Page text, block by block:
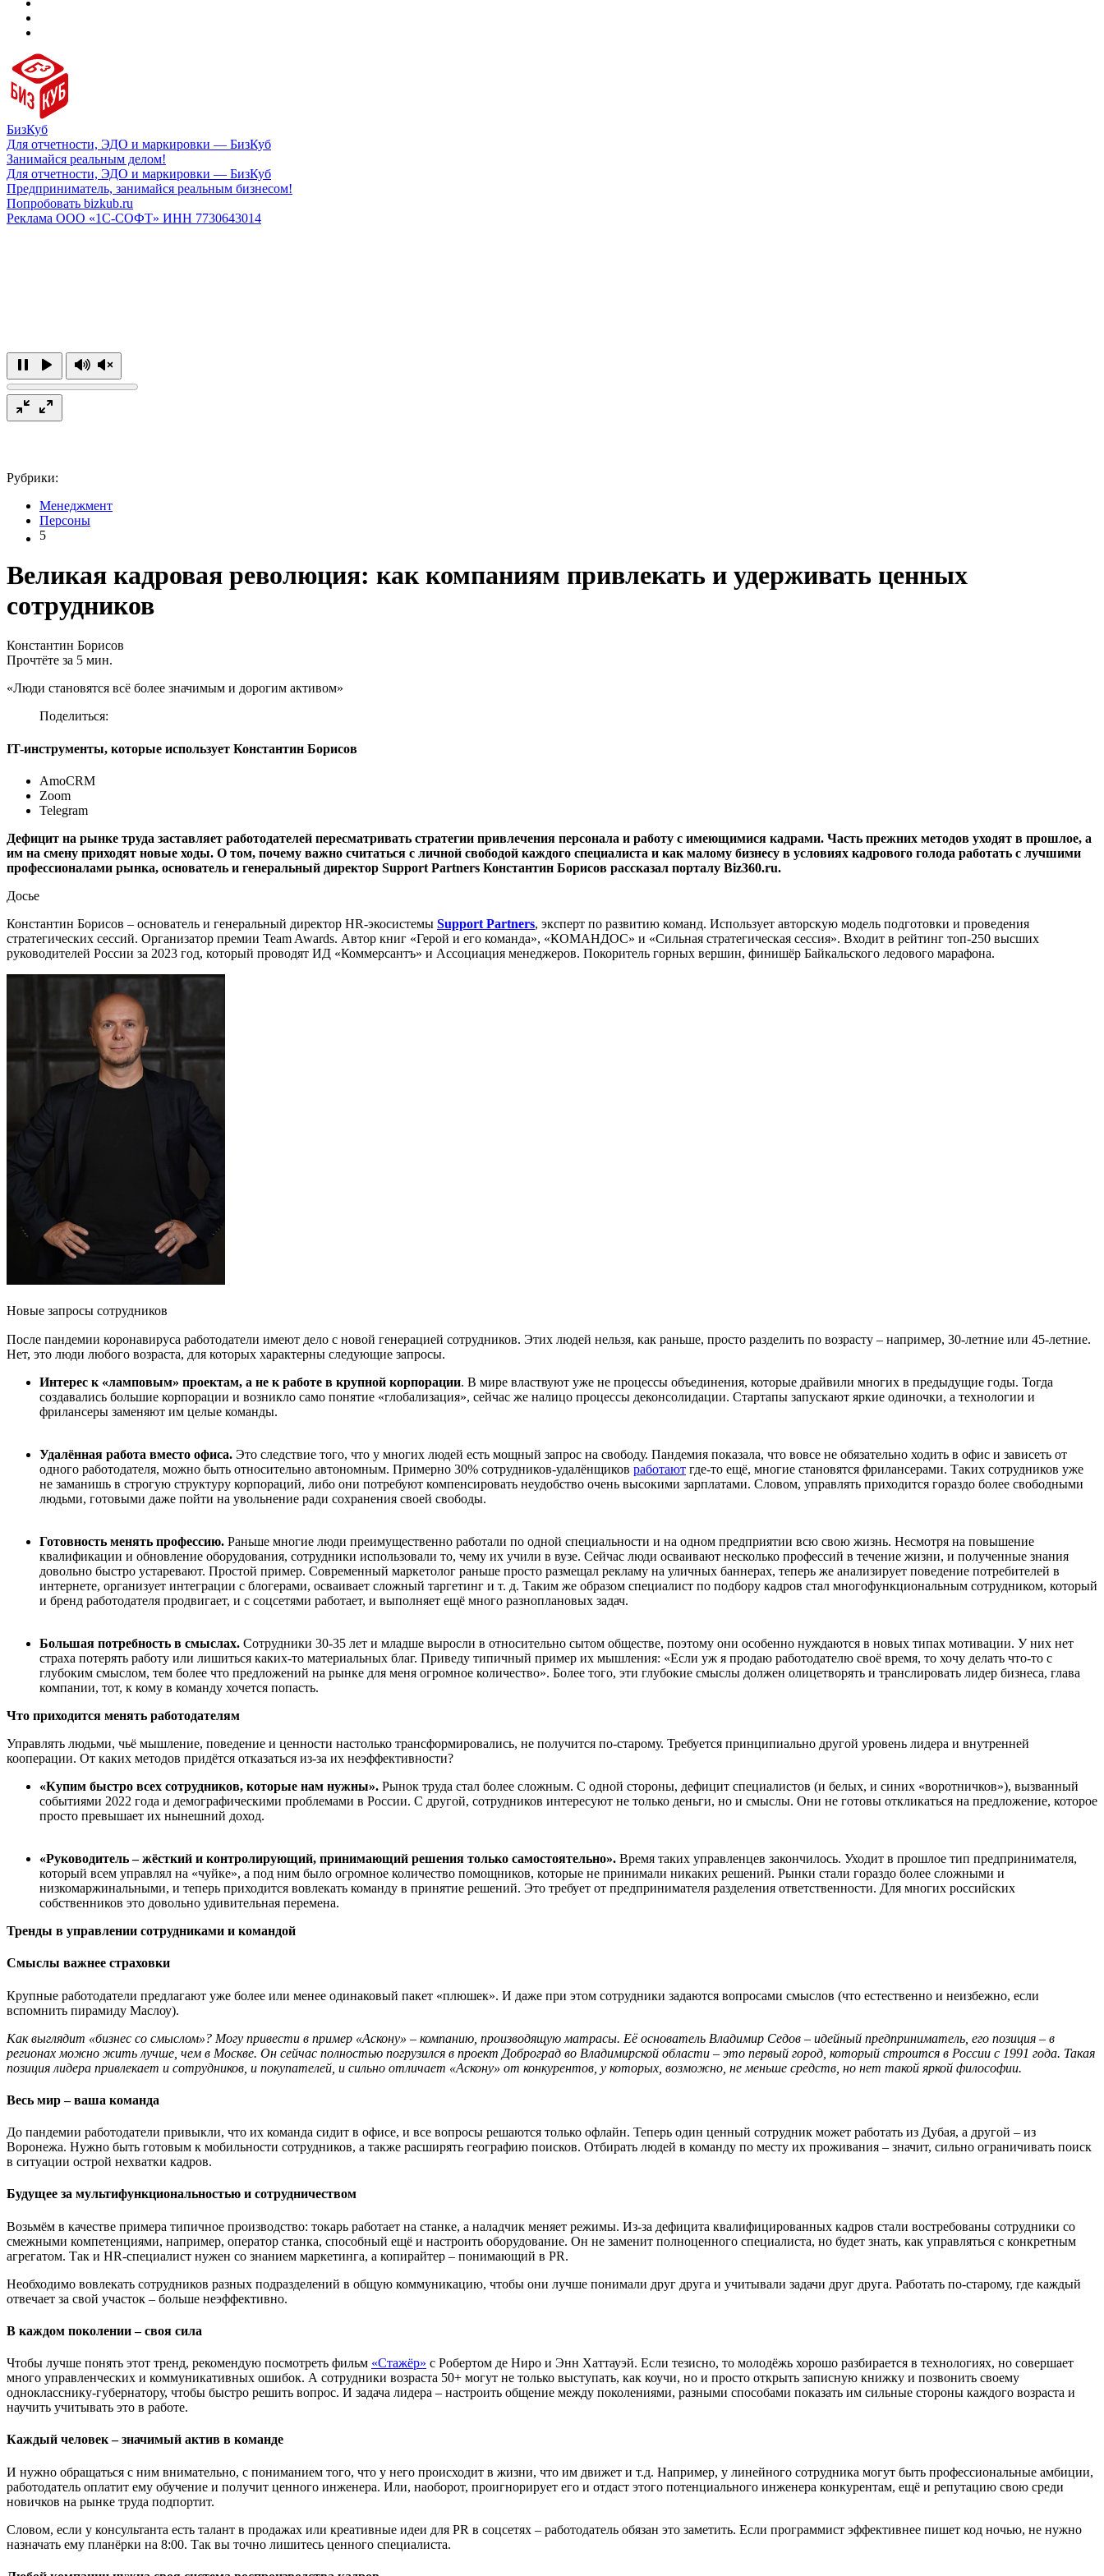
БизКуб
Для отчетности, ЭДО и маркировки — БизКуб
Занимайся реальным делом!
Для отчетности, ЭДО и маркировки — БизКуб
Предприниматель, занимайся реальным бизнесом!
Попробовать bizkub.ru
Реклама ООО «1С-СОФТ» ИНН 7730643014
Рубрики:
Менеджмент
Персоны
5
Великая кадровая революция: как компаниям привлекать и удерживать ценных
сотрудников
Константин Борисов
Прочтёте за 5 мин.
«Люди становятся всё более значимым и дорогим активом»
Поделиться:
IT-инструменты, которые использует Константин Борисов
AmoCRM
Zoom
Telegram
Дефицит на рынке труда заставляет работодателей пересматривать стратегии привлечения персонала и работу с имеющимися кадрами. Часть прежних методов уходят в прошлое, а
им на смену приходят новые ходы. О том, почему важно считаться с личной свободой каждого специалиста и как малому бизнесу в условиях кадрового голода работать с лучшими
профессионалами рынка, основатель и генеральный директор Support Partners Константин Борисов рассказал порталу Biz360.ru.
Досье
Константин Борисов – основатель и генеральный директор HR-экосистемы Support Partners, эксперт по развитию команд. Использует авторскую модель подготовки и проведения
стратегических сессий. Организатор премии Team Awards. Автор книг «Герой и его команда», «КОМАНДОС» и «Сильная стратегическая сессия». Входит в рейтинг топ-250 высших
руководителей России за 2023 год, который проводят ИД «Коммерсантъ» и Ассоциация менеджеров. Покоритель горных вершин, финишёр Байкальского ледового марафона.
Новые запросы сотрудников
После пандемии коронавируса работодатели имеют дело с новой генерацией сотрудников. Этих людей нельзя, как раньше, просто разделить по возрасту – например, 30-летние или 45-летние.
Нет, это люди любого возраста, для которых характерны следующие запросы.
Интерес к «ламповым» проектам, а не к работе в крупной корпорации. В мире властвуют уже не процессы объединения, которые драйвили многих в предыдущие годы. Тогда
создавались большие корпорации и возникло само понятие «глобализация», сейчас же налицо процессы деконсолидации. Стартапы запускают яркие одиночки, а технологии и
фрилансеры заменяют им целые команды.
Удалённая работа вместо офиса. Это следствие того, что у многих людей есть мощный запрос на свободу. Пандемия показала, что вовсе не обязательно ходить в офис и зависеть от
одного работодателя, можно быть относительно автономным. Примерно 30% сотрудников-удалёнщиков работают где-то ещё, многие становятся фрилансерами. Таких сотрудников уже
не заманишь в строгую структуру корпораций, либо они потребуют компенсировать неудобство очень высокими зарплатами. Словом, управлять приходится гораздо более свободными
людьми, готовыми даже пойти на увольнение ради сохранения своей свободы.
Готовность менять профессию. Раньше многие люди преимущественно работали по одной специальности и на одном предприятии всю свою жизнь. Несмотря на повышение
квалификации и обновление оборудования, сотрудники использовали то, чему их учили в вузе. Сейчас люди осваивают несколько профессий в течение жизни, и полученные знания
довольно быстро устаревают. Простой пример. Современный маркетолог раньше просто размещал рекламу на уличных баннерах, теперь же анализирует поведение потребителей в
интернете, организует интеграции с блогерами, осваивает сложный таргетинг и т. д. Таким же образом специалист по подбору кадров стал многофункциональным сотрудником, который
и бренд работодателя продвигает, и с соцсетями работает, и выполняет ещё много разноплановых задач.
Большая потребность в смыслах. Сотрудники 30-35 лет и младше выросли в относительно сытом обществе, поэтому они особенно нуждаются в новых типах мотивации. У них нет
страха потерять работу или лишиться каких-то материальных благ. Приведу типичный пример их мышления: «Если уж я продаю работодателю своё время, то хочу делать что-то с
глубоким смыслом, тем более что предложений на рынке для меня огромное количество». Более того, эти глубокие смыслы должен олицетворять и транслировать лидер бизнеса, глава
компании, тот, к кому в команду хочется попасть.
Что приходится менять работодателям
Управлять людьми, чьё мышление, поведение и ценности настолько трансформировались, не получится по-старому. Требуется принципиально другой уровень лидера и внутренней
кооперации. От каких методов придётся отказаться из-за их неэффективности?
«Купим быстро всех сотрудников, которые нам нужны». Рынок труда стал более сложным. С одной стороны, дефицит специалистов (и белых, и синих «воротничков»), вызванный
событиями 2022 года и демографическими проблемами в России. С другой, сотрудников интересуют не только деньги, но и смыслы. Они не готовы откликаться на предложение, которое
просто превышает их нынешний доход.
«Руководитель – жёсткий и контролирующий, принимающий решения только самостоятельно». Время таких управленцев закончилось. Уходит в прошлое тип предпринимателя,
который всем управлял на «чуйке», а под ним было огромное количество помощников, которые не принимали никаких решений. Рынки стали гораздо более сложными и
низкомаржинальными, и теперь приходится вовлекать команду в принятие решений. Это требует от предпринимателя разделения ответственности. Для многих российских
собственников это довольно удивительная перемена.
Тренды в управлении сотрудниками и командой
Смыслы важнее страховки
Крупные работодатели предлагают уже более или менее одинаковый пакет «плюшек». И даже при этом сотрудники задаются вопросами смыслов (что естественно и неизбежно, если
вспомнить пирамиду Маслоу).
Как выглядит «бизнес со смыслом»? Могу привести в пример «Аскону» – компанию, производящую матрасы. Её основатель Владимир Седов – идейный предприниматель, его позиция – в
регионах можно жить лучше, чем в Москве. Он сейчас полностью погрузился в проект Доброград во Владимирской области – это первый город, который строится в России с 1991 года. Такая
позиция лидера привлекает и сотрудников, и покупателей, и сильно отличает «Аскону» от конкурентов, у которых, возможно, не меньше средств, но нет такой яркой философии.
Весь мир – ваша команда
До пандемии работодатели привыкли, что их команда сидит в офисе, и все вопросы решаются только офлайн. Теперь один ценный сотрудник может работать из Дубая, а другой – из
Воронежа. Нужно быть готовым к мобильности сотрудников, а также расширять географию поисков. Отбирать людей в команду по месту их проживания – значит, сильно ограничивать поиск
в ситуации острой нехватки кадров.
Будущее за мультифункциональностью и сотрудничеством
Возьмём в качестве примера типичное производство: токарь работает на станке, а наладчик меняет режимы. Из-за дефицита квалифицированных кадров стали востребованы сотрудники со
смежными компетенциями, например, оператор станка, способный ещё и настроить оборудование. Он не заменит полноценного специалиста, но будет знать, как управляться с конкретным
агрегатом. Так и HR-специалист нужен со знанием маркетинга, а копирайтер – понимающий в PR.
Необходимо вовлекать сотрудников разных подразделений в общую коммуникацию, чтобы они лучше понимали друг друга и учитывали задачи друг друга. Работать по-старому, где каждый
отвечает за свой участок – больше неэффективно.
В каждом поколении – своя сила
Чтобы лучше понять этот тренд, рекомендую посмотреть фильм «Стажёр» с Робертом де Ниро и Энн Хаттауэй. Если тезисно, то молодёжь хорошо разбирается в технологиях, но совершает
много управленческих и коммуникативных ошибок. А сотрудники возраста 50+ могут не только выступать, как коучи, но и просто открыть записную книжку и позвонить своему
однокласснику-губернатору, чтобы быстро решить вопрос. И задача лидера – настроить общение между поколениями, разными способами показать им сильные стороны каждого возраста и
научить учитывать это в работе.
Каждый человек – значимый актив в команде
И нужно обращаться с ним внимательно, с пониманием того, что у него происходит в жизни, что им движет и т.д. Например, у линейного сотрудника могут быть профессиональные амбиции,
работодатель оплатит ему обучение и получит ценного инженера. Или, наоборот, проигнорирует его и отдаст этого потенциального инженера конкурентам, ещё и репутацию свою среди
новичков на рынке труда подпортит.
Словом, если у консультанта есть талант в продажах или креативные идеи для PR в соцсетях – работодатель обязан это заметить. Если программист эффективнее пишет код ночью, не нужно
назначать ему планёрки на 8:00. Так вы точно лишитесь ценного специалиста.